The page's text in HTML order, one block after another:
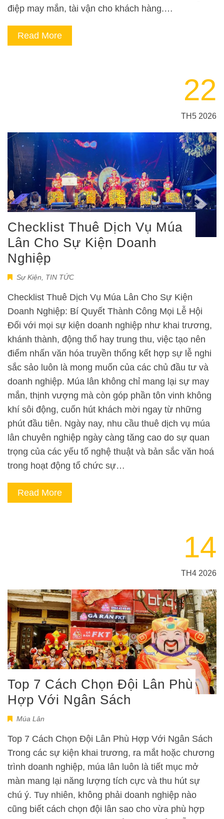
điệp may mắn, tài vận cho khách hàng.…
Read More
22
TH5 2026
Checklist Thuê Dịch Vụ Múa
Lân Cho Sự Kiện Doanh
Nghiệp
Sự Kiện TIN TỨC
Checklist Thuê Dịch Vụ Múa Lân Cho Sự Kiện
Doanh Nghiệp: Bí Quyết Thành Công Mọi Lễ Hội
Đối với mọi sự kiện doanh nghiệp như khai trương,
khánh thành, động thổ hay trung thu, việc tạo nên
điểm nhấn văn hóa truyền thống kết hợp sự lễ nghi
sắc sảo luôn là mong muốn của các chủ đầu tư và
doanh nghiệp. Múa lân không chỉ mang lại sự may
mắn, thịnh vượng mà còn góp phần tôn vinh không
khí sôi động, cuốn hút khách mời ngay từ những
phút đầu tiên. Ngày nay, nhu cầu thuê dịch vụ múa
lân chuyên nghiệp ngày càng tăng cao do sự quan
trọng của các yếu tố nghệ thuật và bản sắc văn hoá
trong hoạt động tổ chức sự…
Read More
14
TH4 2026
Top 7 Cách Chọn Đội Lân Phù
Hợp Với Ngân Sách
Múa Lân
Top 7 Cách Chọn Đội Lân Phù Hợp Với Ngân Sách
Trong các sự kiện khai trương, ra mắt hoặc chương
trình doanh nghiệp, múa lân luôn là tiết mục mở
màn mang lại năng lượng tích cực và thu hút sự
chú ý. Tuy nhiên, không phải doanh nghiệp nào
cũng biết cách chọn đội lân sao cho vừa phù hợp